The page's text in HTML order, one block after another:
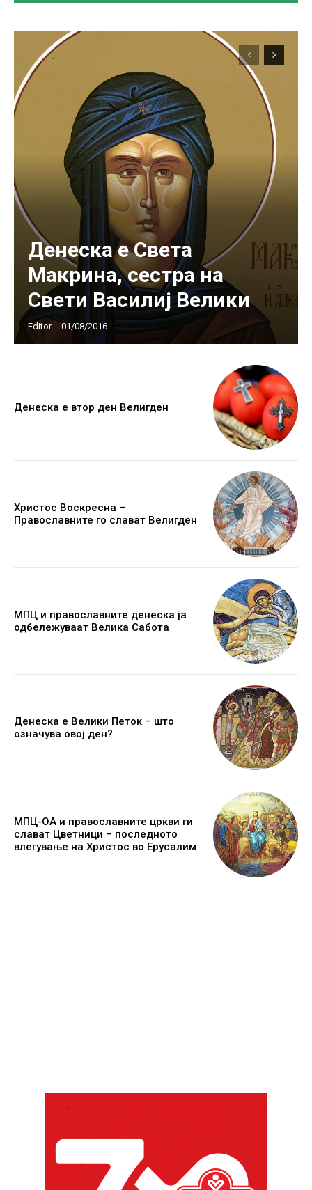
Денеска е Света
Макрина, сестра на
Свети Василиј Велики
Editor - 01/08/2016
Денеска е втор ден Велигден
Христос Воскресна –
Православните го слават Велигден
МПЦ и православните денеска ја
одбележуваат Велика Сабота
Денеска е Велики Петок – што
означува овој ден?
МПЦ-ОА и православните цркви ги
слават Цветници – последното
влегување на Христос во Ерусалим